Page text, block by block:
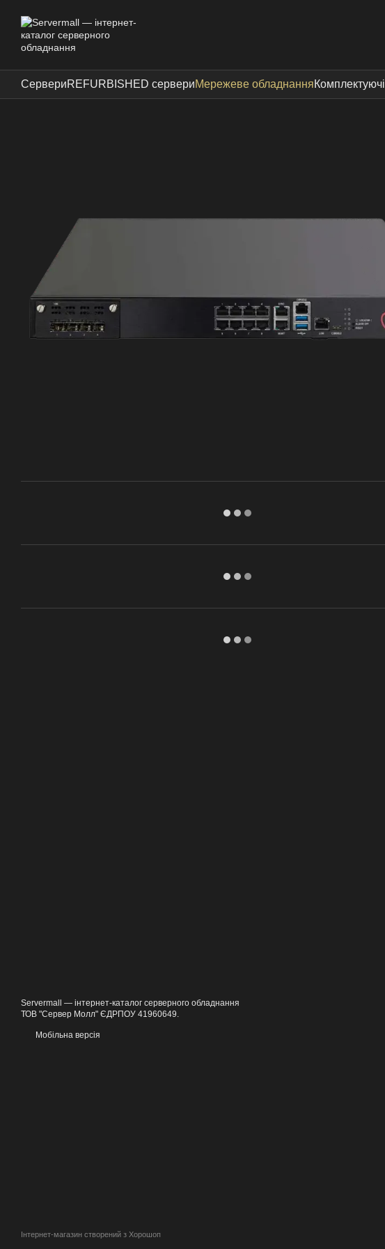
СервериREFURBISHED сервериМережеве обладнанняКомплектуючі
Servermall — інтернет-каталог серверного обладнання
ТОВ "Сервер Молл" ЄДРПОУ 41960649.
Мобільна версія
Інтернет-магазин створений з Хорошоп